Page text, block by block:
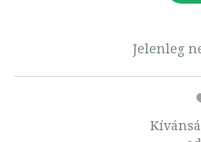
Jelenleg